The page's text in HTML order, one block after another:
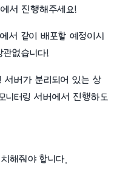
서 진행해주세요!
서 같이 배포할 예정이시
없습니다!
서버가 분리되어 있는 상
니터링 서버에서 진행하도
해줘야 합니다.